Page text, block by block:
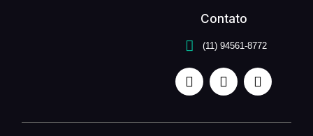
Contato
(11) 94561-8772